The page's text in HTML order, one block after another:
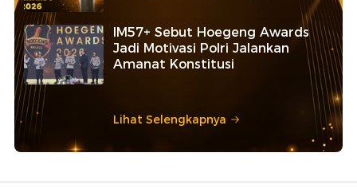
IM57+ Sebut Hoegeng Awards
Jadi Motivasi Polri Jalankan
Amanat Konstitusi
Lihat Selengkapnya